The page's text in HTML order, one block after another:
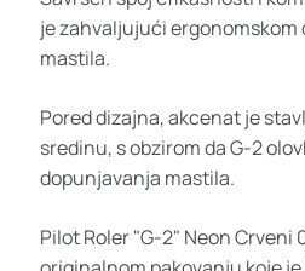
je zahvaljujući
mastila.
Pored dizajna, akcenat je
sredinu, s obzirom da G-2
dopunjavanja mastila.
Pilot Roler "G-2" Neon Crveni